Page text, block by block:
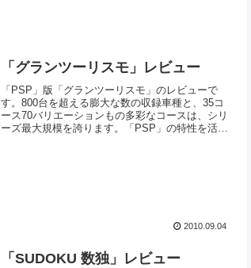
「グランツーリスモ」レビュー
「PSP」版「グランツーリスモ」のレビューで
す。800台を超える膨大な数の収録車種と、35コ
ース70バリエーションもの多彩なコースは、シリ
ーズ最大規模を誇ります。「PSP」の特性を活か
2010.09.04
「SUDOKU 数独」レビュー